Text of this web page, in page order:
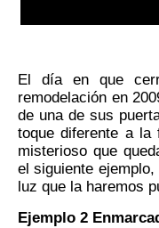
El día en que
remodelación en
de una de sus
toque diferente a
misterioso que
el siguiente
luz que la haremos
Ejemplo 2 E